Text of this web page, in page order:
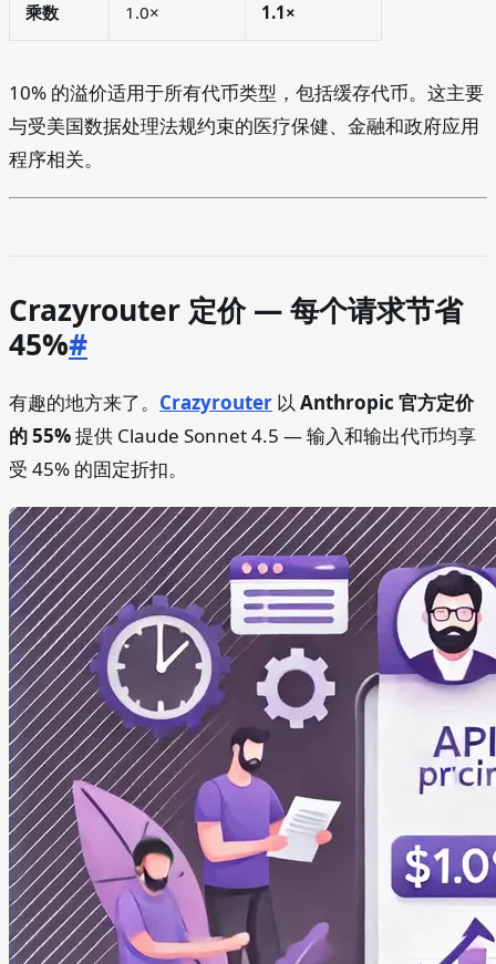
乘数 1.0× 1.1×
10% 的溢价适用于所有代币类型，包括缓存代币。这主要
与受美国数据处理法规约束的医疗保健、金融和政府应用
程序相关。
Crazyrouter 定价 — 每个请求节省
45%#
有趣的地方来了。 Crazyrouter 以 Anthropic 官方定价
的 55%提供 Claude Sonnet 4.5 — 输入和输出代币均享
受 45% 的固定折扣。